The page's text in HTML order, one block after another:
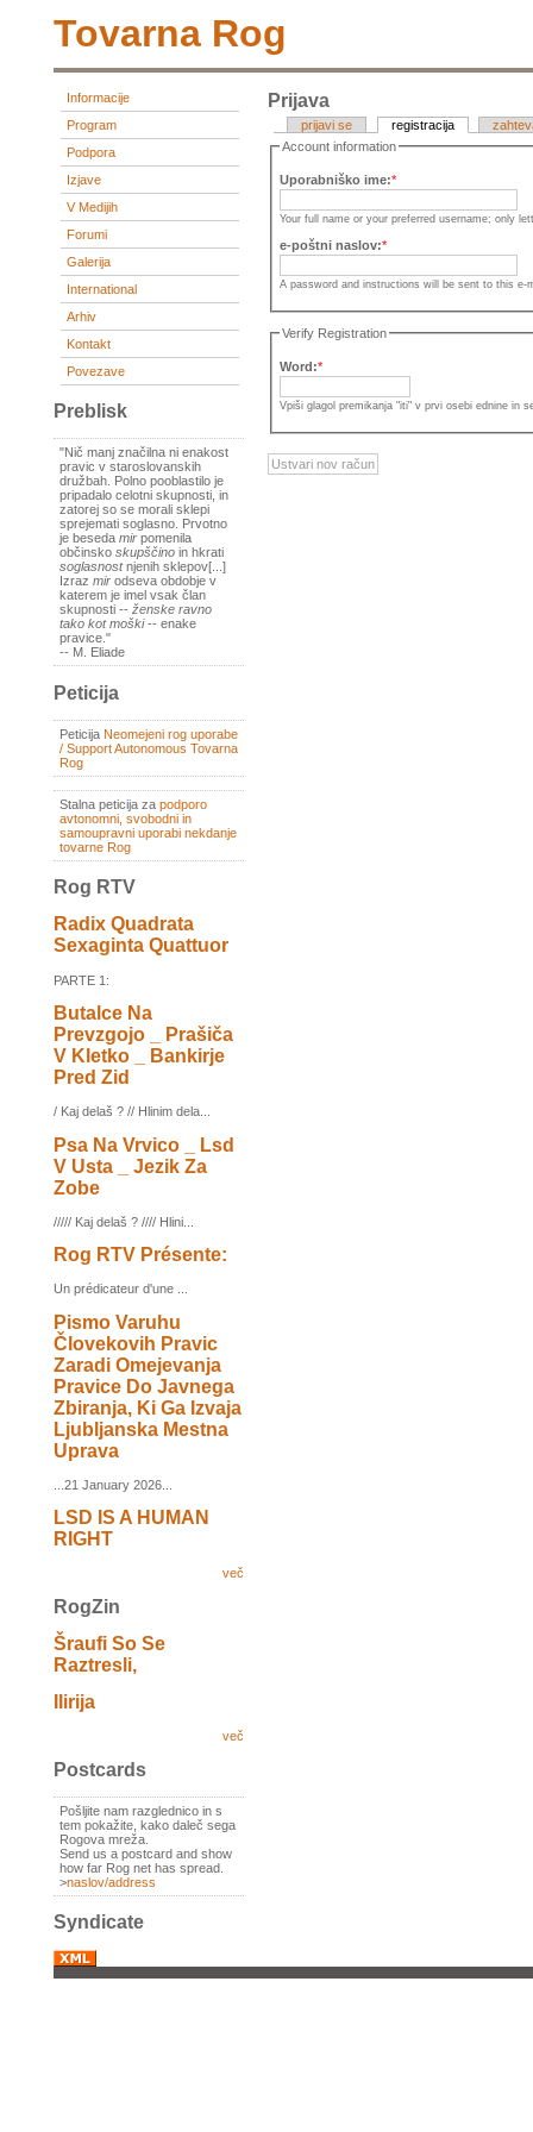
Tovarna Rog
Informacije
Program
Podpora
Izjave
V Medijih
Forumi
Galerija
International
Arhiv
Kontakt
Povezave
Preblisk
"Nič manj značilna ni enakost
pravic v staroslovanskih
družbah. Polno pooblastilo je
pripadalo celotni skupnosti, in
zatorej so se morali sklepi
sprejemati soglasno. Prvotno
je beseda mir pomenila
občinsko skupščino in hkrati
soglasnostnjenih sklepov[...]
Izraz mir odseva obdobje v
katerem je imel vsak član
skupnosti -- ženske ravno
tako kot moški-- enake
pravice."
-- M. Eliade
Peticija
Peticija Neomejeni rog uporabe
/ Support Autonomous Tovarna
Rog
Stalna peticija za podporo
avtonomni, svobodni in
samoupravni uporabi nekdanje
tovarne Rog
Rog RTV
Radix Quadrata
Sexaginta Quattuor
PARTE 1:
Butalce Na
Prevzgojo _ Prašiča
V Kletko _ Bankirje
Pred Zid
/ Kaj delaš ? // Hlinim dela...
Psa Na Vrvico _ Lsd
V Usta _ Jezik Za
Zobe
///// Kaj delaš ? //// Hlini...
Rog RTV Présente:
Un prédicateur d'une ...
Pismo Varuhu
Človekovih Pravic
Zaradi Omejevanja
Pravice Do Javnega
Zbiranja, Ki Ga Izvaja
Ljubljanska Mestna
Uprava
...21 January 2026...
LSD IS A HUMAN
RIGHT
več
RogZin
Šraufi So Se
Raztresli,
Ilirija
več
Postcards
Pošljite nam razglednico in s
tem pokažite, kako daleč sega
Rogova mreža.
Send us a postcard and show
how far Rog net has spread.
>naslov/address
Syndicate
Prijava
prijavi se registracija
Account information
Uporabniško ime:*
Your full name or your preferred username; only
e-poštni naslov:*
A password and instructions will be sent to this
Verify Registration
Word:*
Vpiši glagol premikanja "iti" v prvi osebi ednine in